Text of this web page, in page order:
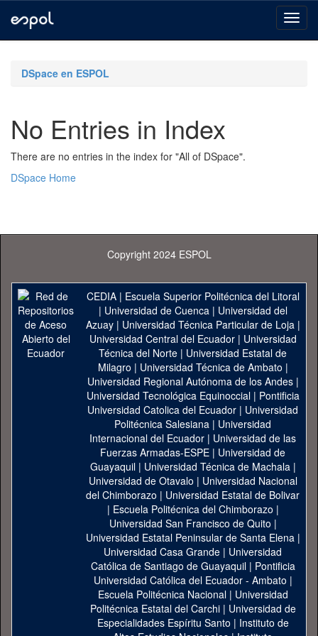
navigationDSpace en ESPOL
No Entries in Index
There are no entries in the index for "All of DSpace".
DSpace Home
Copyright 2024 ESPOL
CEDIA| Escuela Superior Politécnica del Litoral
| Universidad de Cuenca| Universidad del
Azuay| Universidad Técnica Particular de Loja|
Universidad Central del Ecuador| Universidad
Técnica del Norte | Universidad Estatal de
Milagro | Universidad Técnica de Ambato |
Universidad Regional Autónoma de los Andes|
Universidad Tecnológica Equinoccial| Pontificia
Universidad Catolica del Ecuador | Universidad
Politécnica Salesiana | Universidad
Internacional del Ecuador | Universidad de las
Fuerzas Armadas-ESPE | Universidad de
Guayaquil| Universidad Técnica de Machala|
Universidad de Otavalo | Universidad Nacional
del Chimborazo | Universidad Estatal de Bolivar
| Escuela Politécnica del Chimborazo |
Universidad San Francisco de Quito |
Universidad Estatal Peninsular de Santa Elena|
Universidad Casa Grande | Universidad
Católica de Santiago de Guayaquil| Pontificia
Universidad Católica del Ecuador - Ambato |
Escuela Politécnica Nacional| Universidad
Politécnica Estatal del Carchi| Universidad de
Especialidades Espíritu Santo | Instituto de